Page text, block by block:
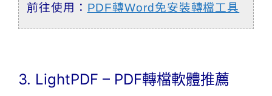
前往使用： PDF轉Word免安裝轉檔工具
3. LightPDF – PDF轉檔軟體推薦